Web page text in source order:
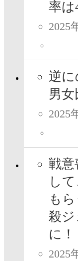
率は
2025
逆
男女
2025
戦意
し
も
殺
に
2025